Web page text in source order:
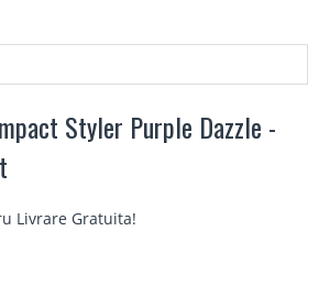
Styler Purple Dazzle -
Livrare Gratuita!